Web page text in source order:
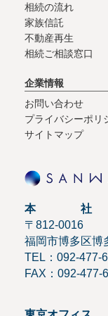
相続の流れ
家族信託
不動産再生
相続ご相談窓口
企業情報
お問い合わせ
プライバシーポリ
サイトマップ
本 社
〒812-0016
福岡市博多区博
TEL：092-477-
FAX：092-477-